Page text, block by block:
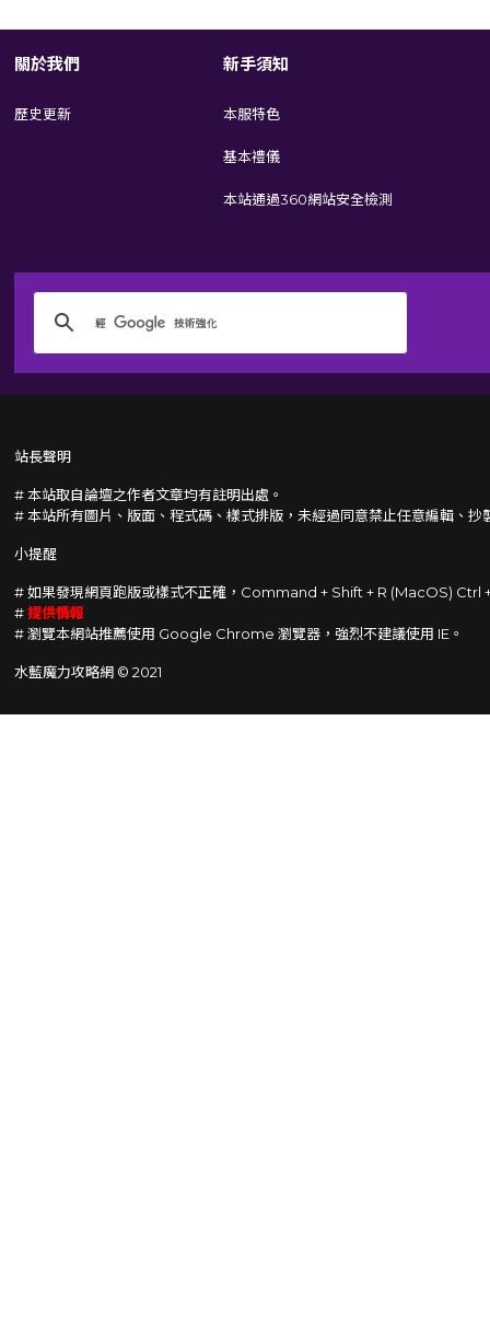
關於我們 新手須知
歷史更新 本服特色
基本禮儀
本站通過360網站安全檢測
站長聲明
# 本站取自論壇之作者文章均有註明出處。
# 本站所有圖片、版面、程式碼、樣式排版，未經過同意禁止任意編輯、抄
小提醒
# 如果發現網頁跑版或樣式不正確，Command + Shift + R (MacOS)
#提供情報
# 瀏覽本網站推薦使用 Google Chrome 瀏覽器，強烈不建議使用 IE。
水藍魔力攻略網 © 2021